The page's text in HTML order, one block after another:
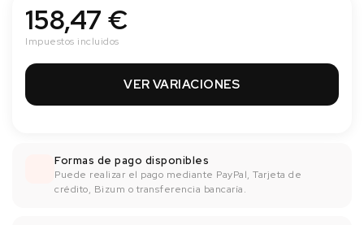
158,47 €
Impuestos incluidos
VER VARIACIONES
Formas de pago disponibles
Puede realizar el pago mediante PayPal, Tarjeta de
crédito, Bizum o transferencia bancaría.